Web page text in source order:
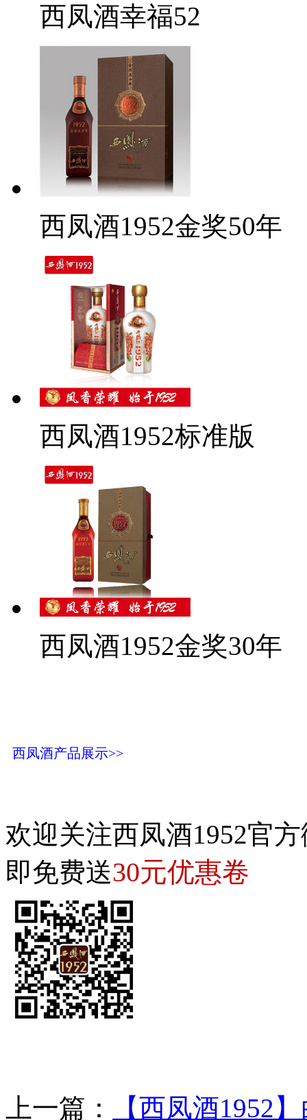
西凤酒幸福52
西凤酒1952金奖50年
西凤酒1952标准版
西凤酒1952金奖30年
西凤酒产品展示>>
欢迎关注西凤酒1952官
即免费送30元优惠卷
上一篇： 【西凤酒1952